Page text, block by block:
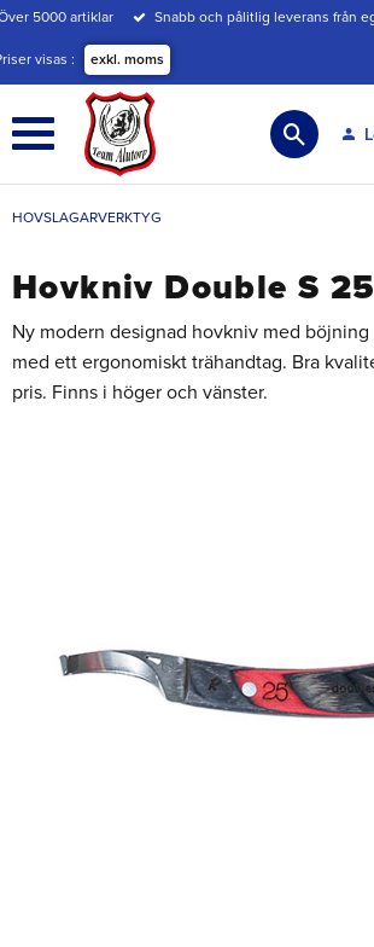
Meny
5000 artiklar Snabb och pålitlig leverans från
visas exkl. moms
HOVSLAGARVERKTYG
Hovkniv Double S
Ny modern designad hovkniv med
med ett ergonomiskt trähandtag. Bra
pris. Finns i höger och vänster.